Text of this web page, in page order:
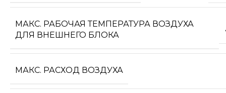
МАКС. РАБОЧАЯ ТЕМПЕРАТУРА ВОЗДУХА
ДЛЯ ВНЕШНЕГО БЛОКА
МАКС. РАСХОД ВОЗДУХА